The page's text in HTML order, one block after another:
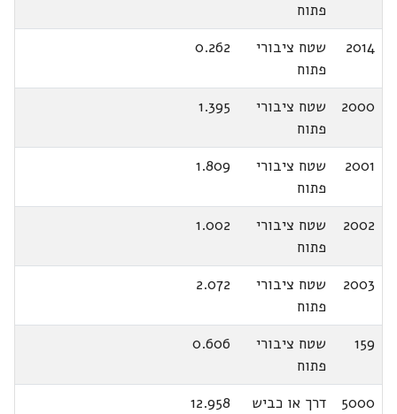
פתוח
2014
שטח ציבורי
פתוח
0.262
2000
שטח ציבורי
פתוח
1.395
2001
שטח ציבורי
פתוח
1.809
2002
שטח ציבורי
פתוח
1.002
2003
שטח ציבורי
פתוח
2.072
159
שטח ציבורי
פתוח
0.606
5000
דרך או כביש
12.958